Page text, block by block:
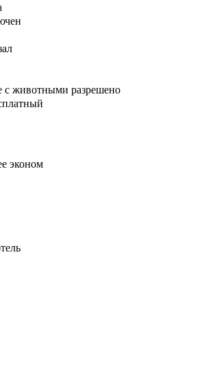
с животными разрешено
эконом